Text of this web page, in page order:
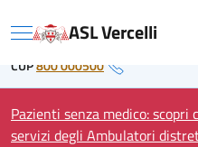
to Regione Piemonte
Menu ASL Vercelli
CUP800 000500
Pazienti senza medico: scopri
servizi degli Ambulatori